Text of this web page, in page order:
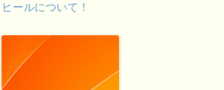
ヒールについて！